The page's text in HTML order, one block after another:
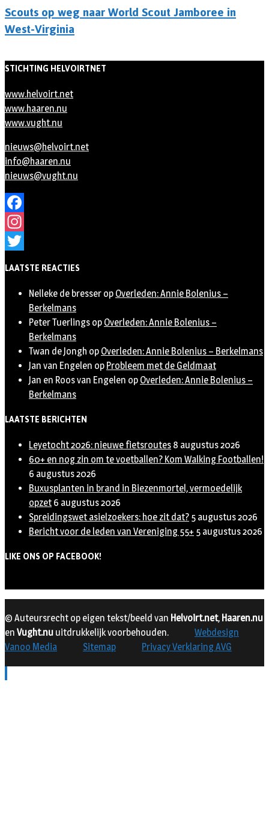
Scouts op weg naar World Scout Jamboree in
West-Virginia
STICHTING HELVOIRTNET
www.helvoirt.net
www.haaren.nu
www.vught.nu
nieuws@helvoirt.net
info@haaren.nu
nieuws@vught.nu
Facebook
Instagram
LAATSTE REACTIES
Nelleke de bresser op Overleden: Annie Bolenius –
Berkelmans
Peter Tuerlings op Overleden: Annie Bolenius –
Berkelmans
Twan de Jongh op Overleden: Annie Bolenius – Berkelmans
Jan van Engelen op Probleem met de Geldmaat
Jan en Roos van Engelen op Overleden: Annie Bolenius –
Berkelmans
LAATSTE BERICHTEN
Leyetocht 2026: nieuwe fietsroutes 8 augustus 2026
60+ en nog zin om te voetballen? Kom Walking Footballen!
6 augustus 2026
Buxusplanten in brand in Biezenmortel, vermoedelijk
opzet 6 augustus 2026
Spreidingswet asielzoekers: hoe zit dat? 5 augustus 2026
Bericht voor de leden van Vereniging 55+ 5 augustus 2026
LIKE ONS OP FACEBOOK!
© Auteursrecht op eigen tekst/beeld van Helvoirt.net, Haaren.nu
en Vught.nu uitdrukkelijk voorbehouden.
Webdesign
Vanoo Media
Sitemap Privacy Verklaring AVG